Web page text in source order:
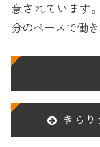
意されています
分のペースで働
きらり